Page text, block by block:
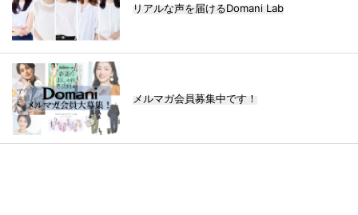
リアルな声を届けるDomani Lab
メルマガ会員募集中です！